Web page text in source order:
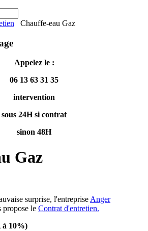
Chauffe-eau Gaz
Appelez le :
06 13 63 31 35
intervention
sous 24H si contrat
sinon 48H
Gaz
surprise, l'entreprise Anger
propose le Contrat d'entretien.
10%)